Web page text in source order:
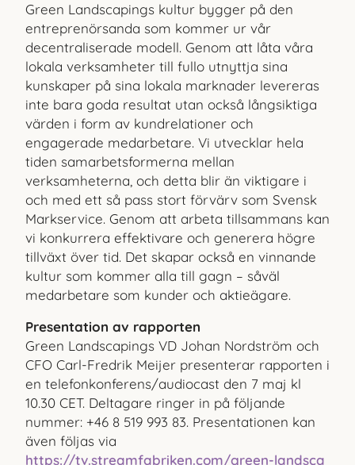
Green Landscapings kultur bygger på den
entreprenörsanda som kommer ur vår
decentraliserade modell. Genom att låta våra
lokala verksamheter till fullo utnyttja sina
kunskaper på sina lokala marknader levereras
inte bara goda resultat utan också långsiktiga
värden i form av kundrelationer och
engagerade medarbetare. Vi utvecklar hela
tiden samarbetsformerna mellan
verksamheterna, och detta blir än viktigare i
och med ett så pass stort förvärv som Svensk
Markservice. Genom att arbeta tillsammans kan
vi konkurrera effektivare och generera högre
tillväxt över tid. Det skapar också en vinnande
kultur som kommer alla till gagn – såväl
medarbetare som kunder och aktieägare.
Presentation av rapporten
Green Landscapings VD Johan Nordström och
CFO Carl-Fredrik Meijer presenterar rapporten i
en telefonkonferens/audiocast den 7 maj kl
10.30 CET. Deltagare ringer in på följande
nummer: +46 8 519 993 83. Presentationen kan
även följas via
https://tv.streamfabriken.com/green-landsca